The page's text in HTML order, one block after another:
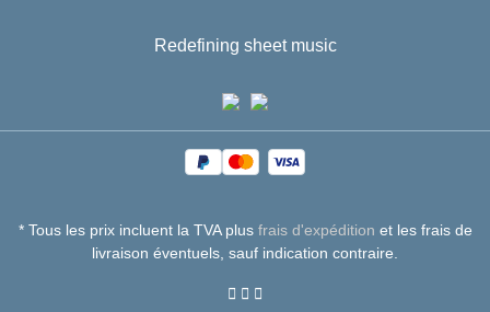
Redefining sheet music
* Tous les prix incluent la TVA plus frais d'expédition et les frais de
livraison éventuels, sauf indication contraire.